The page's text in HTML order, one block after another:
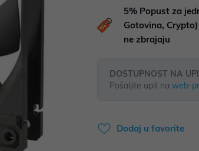
5% Popust za
Gotovina,
ne zbrajaju
DOSTUPNOST NA
Pošaljite upit na web-
Dodaj u favorite